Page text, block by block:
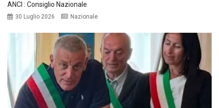
ANCI : Consiglio Nazionale
30 Luglio 2026 Nazionale